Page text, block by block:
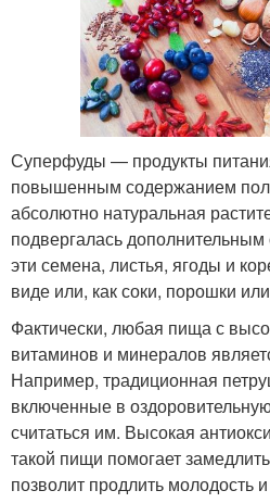
Суперфуды — продукты
повышенным содержанием
абсолютно натуральная
подвергалась
эти семена, листья, ягоды и
виде или, как соки, порошки
Фактически, любая пища с
витаминов и минералов
Например, традиционная
включенные в
считаться им. Высокая
такой пищи помогает
позволит продлить молодость и